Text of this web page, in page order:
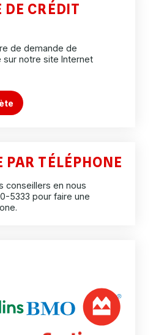
CRÉDIT
de demande de
sur notre site Internet
TÉLÉPHONE
conseillers en nous
5333 pour faire une